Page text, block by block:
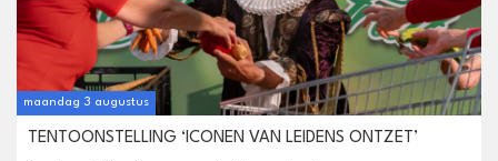
maandag 3 augustus
TENTOONSTELLING ‘ICONEN VAN LEIDENS ONTZET’